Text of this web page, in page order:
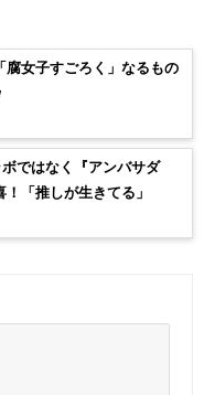
腐女子すごろく」なるもの
ボではなく『アンバサダ
「推しが生きてる」